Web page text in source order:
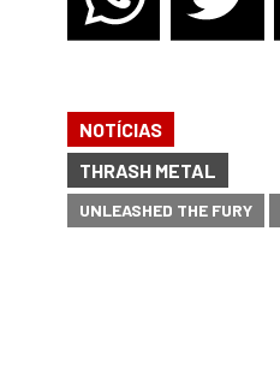
NOTÍCIAS
THRASH METAL
UNLEASHED THE FURY